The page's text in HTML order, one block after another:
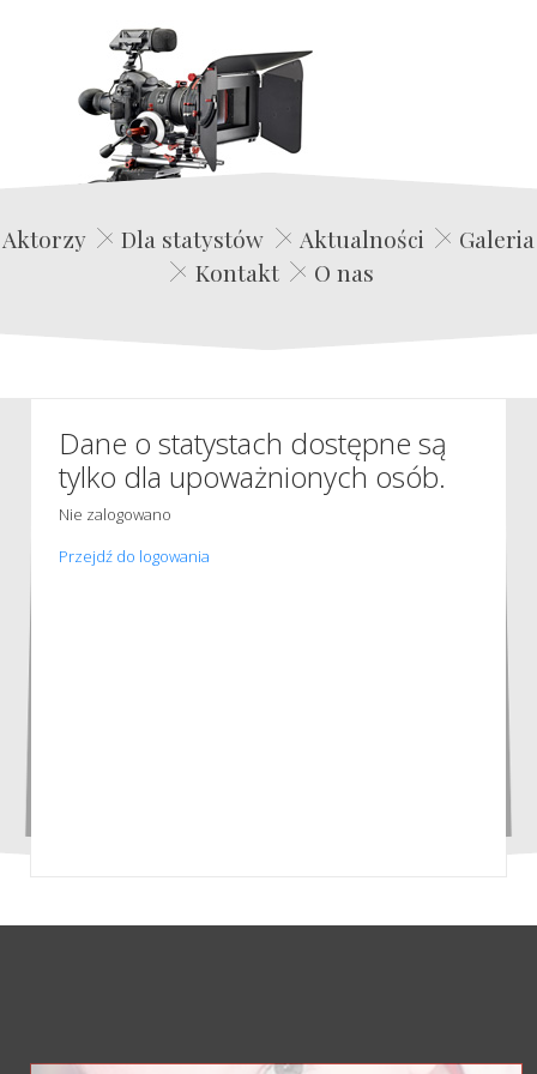
Edwin Film Agencja Aktorska
Aktorzy Dla statystów Aktualności
Galeria
Kontakt
O nas
Dane o statystach dostępne są
tylko dla upoważnionych osób.
Nie zalogowano
Przejdź do logowania